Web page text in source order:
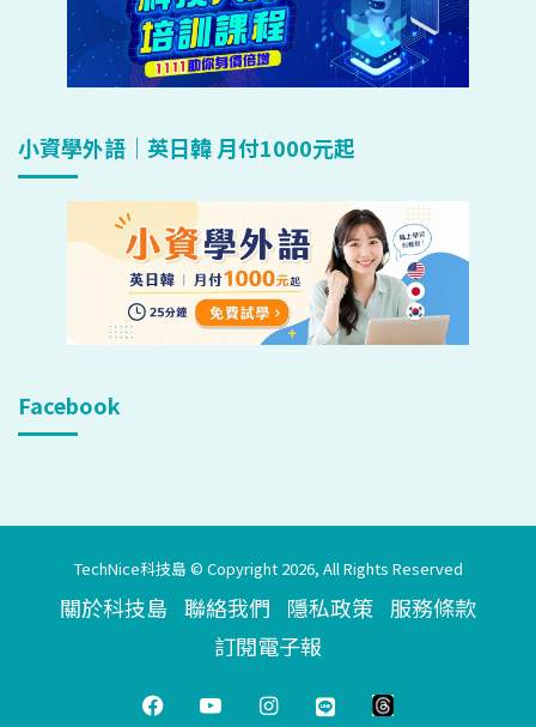
小資學外語｜英日韓 月付1000元起
Facebook
TechNice科技島 © Copyright 2026, All Rights Reserved
關於科技島 聯絡我們 隱私政策 服務條款
訂閱電子報